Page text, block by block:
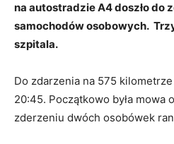
na autostradzie A4 doszło do
samochodów osobowych.
szpitala.
Do zdarzenia na 575
20:45. Początkowo była mowa
zderzeniu dwóch osobówek